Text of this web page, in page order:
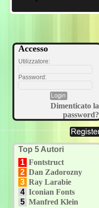
Accesso
Utilizzatore:
Password:
Dimenticato la
password?
Top 5 Autori
1 Fontstruct
2 Dan Zadorozny
3 Ray Larabie
4 Iconian Fonts
5 Manfred Klein